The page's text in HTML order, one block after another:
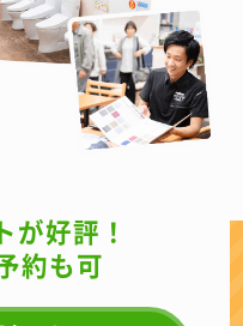
が好評！
約も可